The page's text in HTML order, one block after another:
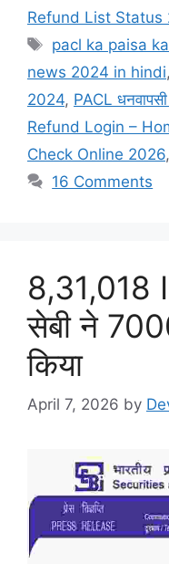
Refund List
Tags
pacl ka paisa
news 2024 in hindi,
2024, PACL
Refund Login –
Check Online 2026
16 Comments
8,31,018
सेबी ने
किया
April 7, 2026 by